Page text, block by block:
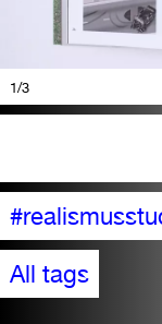
1/3
All tags